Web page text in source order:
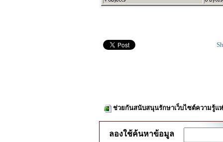
ช่วยกันสนับสนุนรักษาเว็บไซต์ความรู้แ
ลองใช้ค้นหาข้อมูล